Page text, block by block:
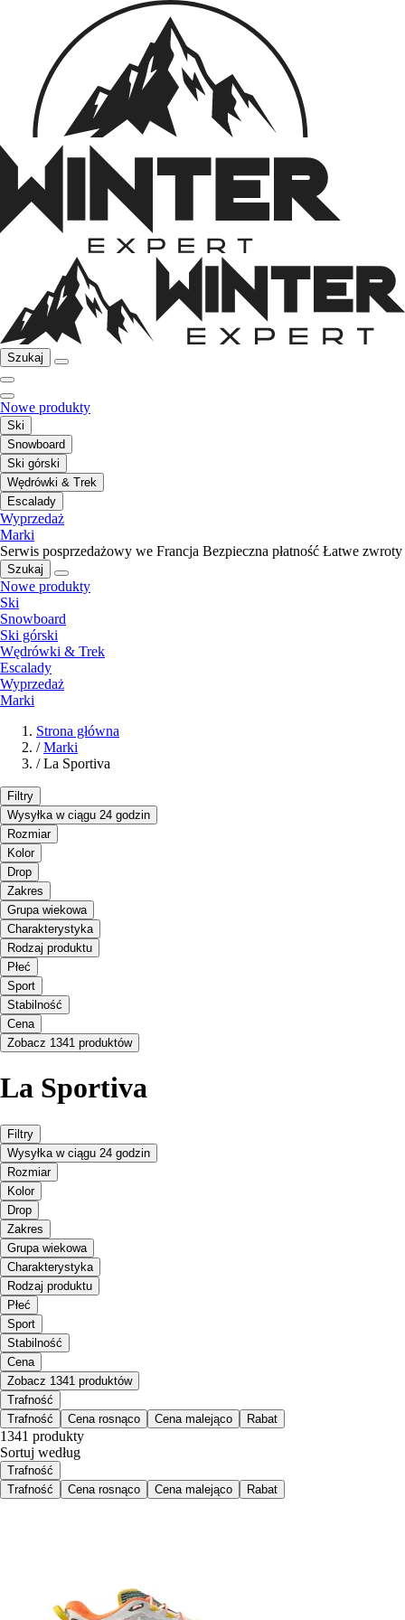
Szukaj
Nowe produkty
Ski
Snowboard
Ski górski
Wędrówki & Trek
Escalady
Wyprzedaż
Marki
Serwis posprzedażowy we Francja Bezpieczna płatność Łatwe zwroty
Szukaj
Nowe produkty
Ski
Snowboard
Ski górski
Wędrówki & Trek
Escalady
Wyprzedaż
Marki
Strona główna
/ Marki
/ La Sportiva
Filtry
Wysyłka w ciągu 24 godzin
Rozmiar
Kolor
Drop
Zakres
Grupa wiekowa
Charakterystyka
Rodzaj produktu
Płeć
Sport
Stabilność
Cena
Zobacz 1341 produktów
La Sportiva
Filtry
Wysyłka w ciągu 24 godzin
Rozmiar
Kolor
Drop
Zakres
Grupa wiekowa
Charakterystyka
Rodzaj produktu
Płeć
Sport
Stabilność
Cena
Zobacz 1341 produktów
Trafność
Trafność
Cena rosnąco Cena malejąco Rabat
1341 produkty
Sortuj według
Trafność
Trafność
Cena rosnąco Cena malejąco Rabat